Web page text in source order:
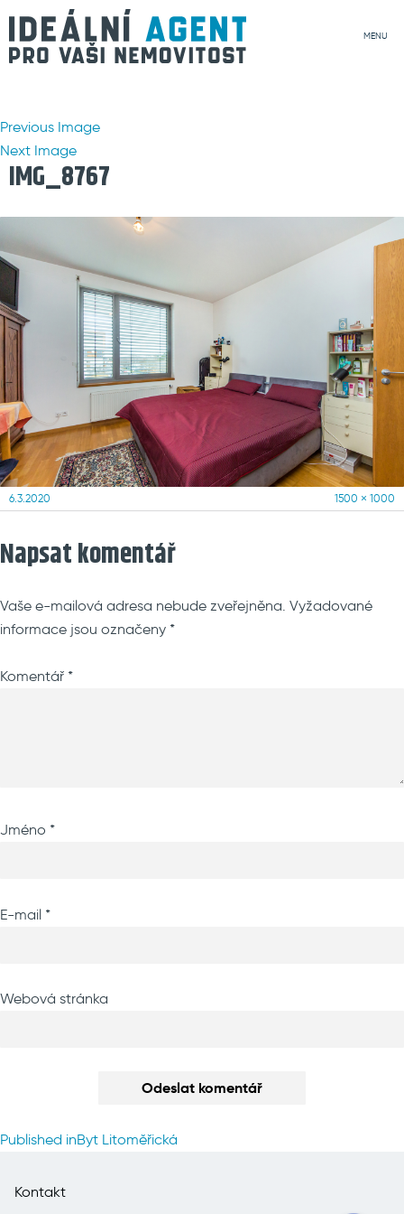
MENU
Previous Image
Next Image
IMG_8767
Posted
6.3.2020
Full
1500 × 1000
Napsat komentář
Vaše e-mailová adresa nebude zveřejněna. Vyžadované
informace jsou označeny *
Komentář *
Jméno *
E-mail *
Webová stránka
Navigace
příspěvek
Published inByt Litoměřická
Kontakt